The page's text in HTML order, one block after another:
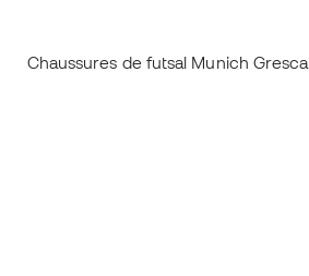
Chaussures de futsal Munich Gresca